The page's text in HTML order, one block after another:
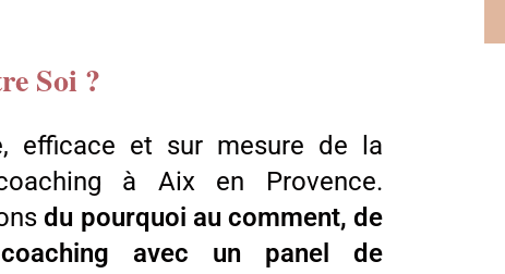
Soi ?
efficace et sur mesure de la
à Aix en Provence.
du pourquoi au comment, de
avec un panel de